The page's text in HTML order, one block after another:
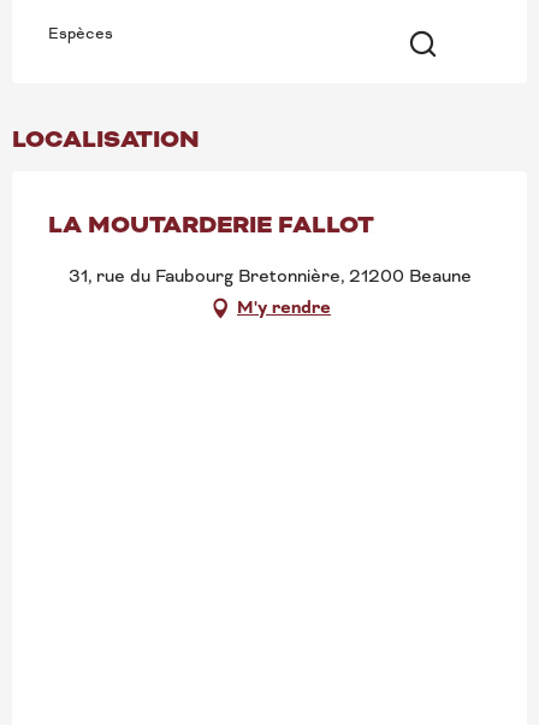
Espèces
LOCALISATION
LA MOUTARDERIE FALLOT
31, rue du Faubourg Bretonnière, 21200 Beaune
M'y rendre